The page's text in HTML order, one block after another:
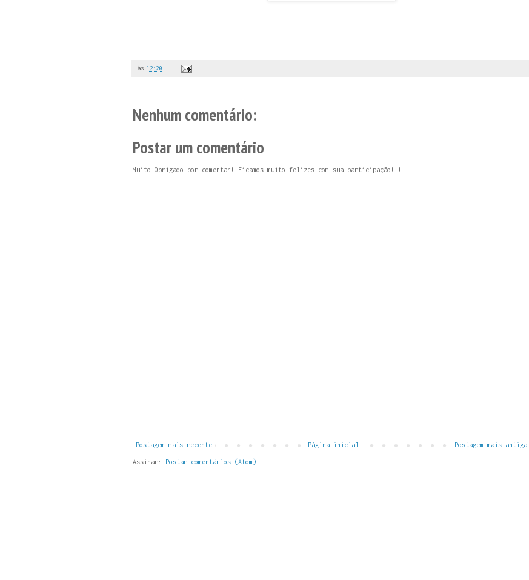
às 12:20
Nenhum comentário:
Postar um comentário
Muito Obrigado por comentar! Ficamos muito felizes com sua participação!!!
Postagem mais recente Postagem mais antiga
Página inicial
Assinar: Postar comentários (Atom)